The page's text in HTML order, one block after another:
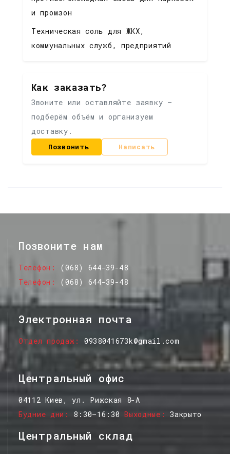
и промзон
Техническая соль для ЖКХ,
коммунальных служб, предприятий
Как заказать?
Звоните или оставляйте заявку —
подберём объём и организуем
доставку.
Позвонить Написать
Позвоните нам
Телефон
(068) 644-39-48
Телефон
(068) 644-39-48
Электронная почта
Отдел продаж 0938041673k@gmail.com
Центральный офис
04112 Киев, ул. Рижская 8-А
Будние дни
8:30–16:30 Выходные Закрыто
Центральный склад